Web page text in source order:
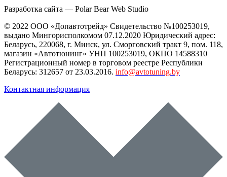
Разработка сайта — Polar Bear Web Studio
© 2022 ООО «Допавтотрейд» Свидетельство №100253019,
выдано Мингорисполкомом 07.12.2020 Юридический адрес:
Беларусь, 220068, г. Минск, ул. Сморговский тракт 9, пом. 118,
магазин «Автотюнинг» УНП 100253019, ОКПО 14588310
Регистрационный номер в торговом реестре Республики
Беларусь: 312657 от 23.03.2016. info@avtotuning.by
Контактная информация